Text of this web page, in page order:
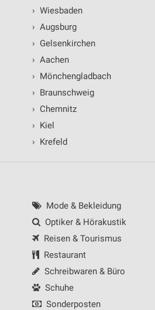
› Wiesbaden
› Augsburg
› Gelsenkirchen
› Aachen
› Mönchengladbach
› Braunschweig
› Chemnitz
› Kiel
› Krefeld
Mode & Bekleidung
Optiker & Hörakustik
Reisen & Tourismus
Restaurant
Schreibwaren & Büro
Schuhe
Sonderposten